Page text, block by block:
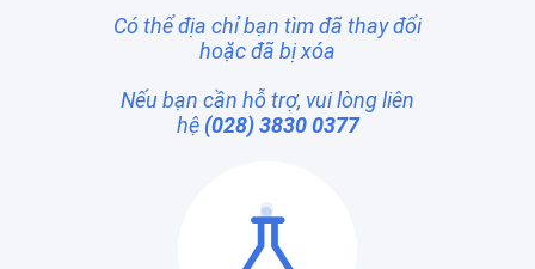
Có thể địa chỉ bạn tìm đã thay đổi
hoặc đã bị xóa
Nếu bạn cần hỗ trợ, vui lòng liên
hệ (028) 3830 0377